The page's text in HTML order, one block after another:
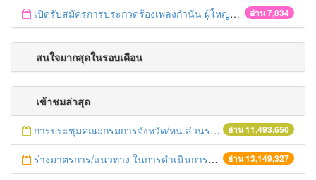
อ่าน 7,834
เปิดรับสมัครการประกวดร้องเพลงกำนัน ผู้ใหญ่บ้าน ฯลฯ
สนใจมากสุดในรอบเดือน
เข้าชมล่าสุด
อ่าน 11,493,650
การประชุมคณะกรมการจังหวัด/หน.ส่วนราชการประจำเดือน มิถุนายน 2558
อ่าน 13,149,327
ร่างมาตรการ/แนวทาง ในการดำเนินการประกอบการตรวจราชการแบบบูรณาการ